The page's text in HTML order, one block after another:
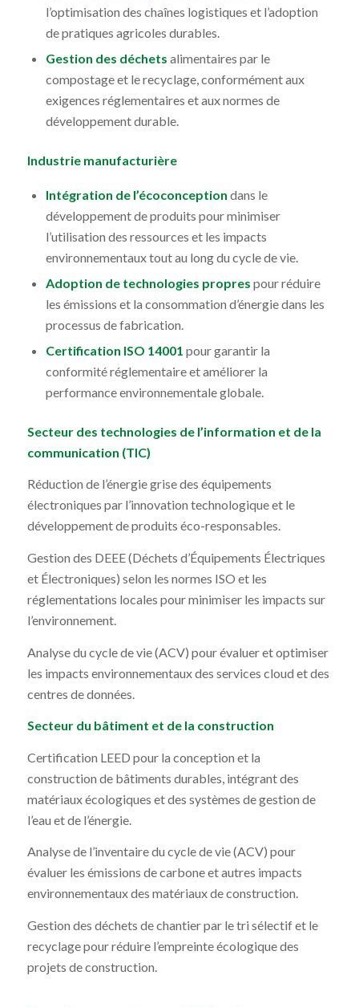
l’optimisation des chaînes logistiques et l’adoption
de pratiques agricoles durables.
Gestion des déchets alimentaires par le
compostage et le recyclage, conformément aux
exigences réglementaires et aux normes de
développement durable.
Industrie manufacturière
Intégration de l’écoconception dans le
développement de produits pour minimiser
l’utilisation des ressources et les impacts
environnementaux tout au long du cycle de vie.
Adoption de technologies propres pour réduire
les émissions et la consommation d’énergie dans les
processus de fabrication.
Certification ISO 14001 pour garantir la
conformité réglementaire et améliorer la
performance environnementale globale.
Secteur des technologies de l’information et de la
communication (TIC)
Réduction de l’énergie grise des équipements
électroniques par l’innovation technologique et le
développement de produits éco-responsables.
Gestion des DEEE (Déchets d’Équipements Électriques
et Électroniques) selon les normes ISO et les
réglementations locales pour minimiser les impacts sur
l’environnement.
Analyse du cycle de vie (ACV) pour évaluer et optimiser
les impacts environnementaux des services cloud et des
centres de données.
Secteur du bâtiment et de la construction
Certification LEED pour la conception et la
construction de bâtiments durables, intégrant des
matériaux écologiques et des systèmes de gestion de
l’eau et de l’énergie.
Analyse de l’inventaire du cycle de vie (ACV) pour
évaluer les émissions de carbone et autres impacts
environnementaux des matériaux de construction.
Gestion des déchets de chantier par le tri sélectif et le
recyclage pour réduire l’empreinte écologique des
projets de construction.